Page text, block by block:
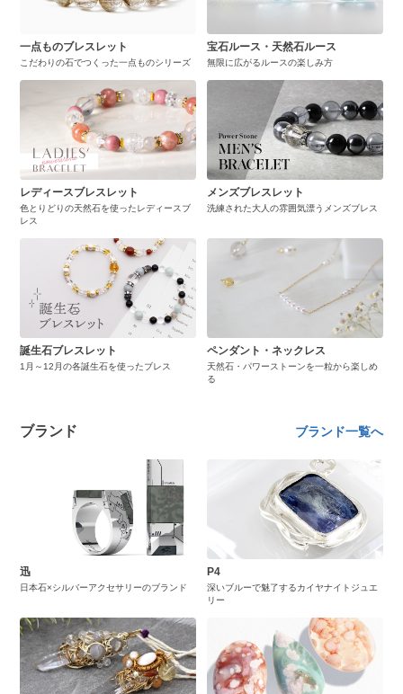
一点ものブレスレット
こだわりの石でつくった一点ものシリーズ
宝石ルース・天然石ルース
無限に広がるルースの楽しみ方
レディースブレスレット
色とりどりの天然石を使ったレディースブ
レス
メンズブレスレット
洗練された大人の雰囲気漂うメンズブレス
誕生石ブレスレット
1月～12月の各誕生石を使ったブレス
ペンダント・ネックレス
天然石・パワーストーンを一粒から楽しめ
る
ブランド ブランド一覧へ
迅
日本石×シルバーアクセサリーのブランド
P4
深いブルーで魅了するカイヤナイトジュエ
リー